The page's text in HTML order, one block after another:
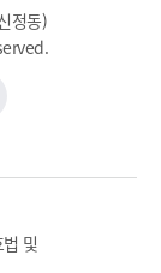
정동)
및